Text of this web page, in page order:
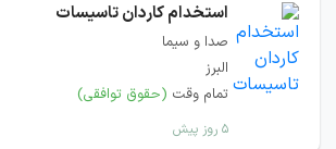
استخدام کاردان تاسیسات
صدا و سیما
البرز
تمام وقت (حقوق توافقی)
۵ روز پیش